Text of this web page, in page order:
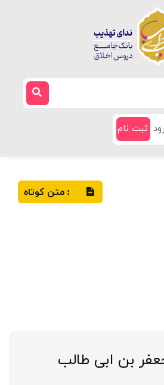
ثبت نام
: متن کوتاه
بن ابی طالب